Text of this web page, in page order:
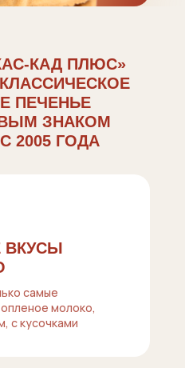
КАД ПЛЮС»
ПЕЧЕНЬЕ
ЗНАКОМ
2005 ГОДА
ВКУСЫ
самые
молоко,
с кусочками